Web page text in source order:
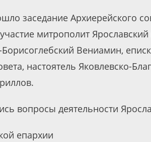
заседание Архиерейского
митрополит
Вениамин,
настоятель Яковлевско-
вопросы деятельности
епархии